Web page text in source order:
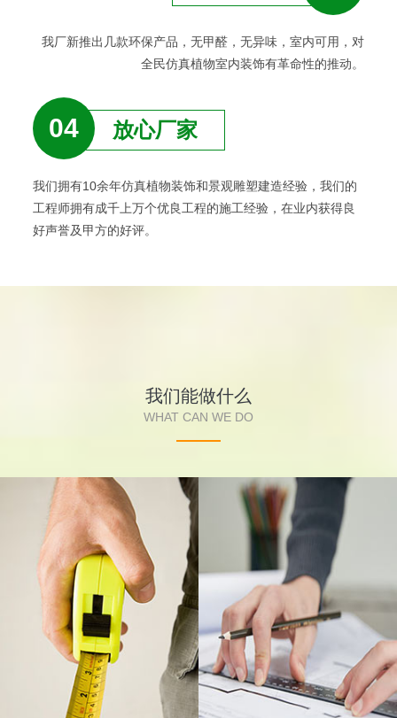
我厂新推出几款环保产品，无甲醛，无异味，室内可用，对
全民仿真植物室内装饰有革命性的推动。
04 放心厂家
我们拥有10余年仿真植物装饰和景观雕塑建造经验，我们的
工程师拥有成千上万个优良工程的施工经验，在业内获得良
好声誉及甲方的好评。
我们能做什么
WHAT CAN WE DO